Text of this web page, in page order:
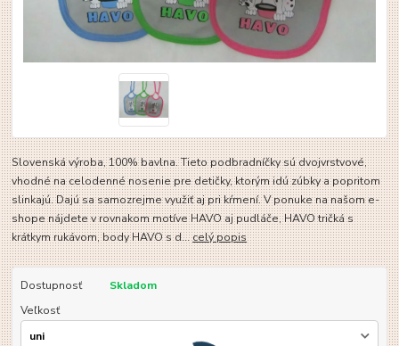
Slovenská výroba, 100% bavlna. Tieto podbradníčky sú dvojvrstvové,
vhodné na celodenné nosenie pre detičky, ktorým idú zúbky a popritom
slinkajú. Dajú sa samozrejme využiť aj pri kŕmení. V ponuke na našom e-
shope nájdete v rovnakom motíve HAVO aj pudláče, HAVO tričká s
krátkym rukávom, body HAVO s d...celý popis
Dostupnosť
Skladom
Veľkosť